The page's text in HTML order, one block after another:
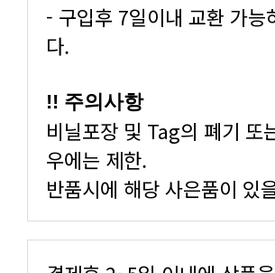
- 구입후 7일이내 교환 가
다.
!! 주의사항
비닐포장 및 Tag의 폐기 또
우에는 제한.
반품시에 해당 사은품이 있